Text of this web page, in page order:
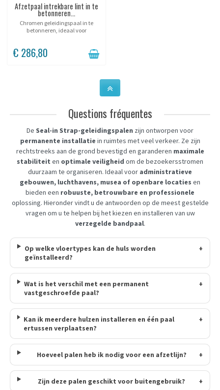
Afzetpaal intrekbare lint in te
betonneren...
Chromen geleidingspaal in te
betonneren, ideaal voor
€ 286,80
Questions fréquentes
De Seal-in Strap-geleidingspalen zijn ontworpen voor
permanente installatie in ruimtes met veel verkeer. Ze zijn
rechtstreeks aan de grond bevestigd en garanderen maximale
stabiliteit en optimale veiligheid om de bezoekersstromen
duurzaam te organiseren. Ideaal voor administratieve
gebouwen, luchthavens, musea of ​​openbare locaties en
bieden een robuuste, betrouwbare en professionele
oplossing. Hieronder vindt u de antwoorden op de meest gestelde
vragen om u te helpen bij het kiezen en installeren van uw
verzegelde bandpaal.
Op welke vloertypes kan de huls worden
geïnstalleerd?
+
Wat is het verschil met een permanent
vastgeschroefde paal?
+
Kan ik meerdere hulzen installeren en één paal
ertussen verplaatsen?
+
Hoeveel palen heb ik nodig voor een afzetlijn? +
Zijn deze palen geschikt voor buitengebruik? +